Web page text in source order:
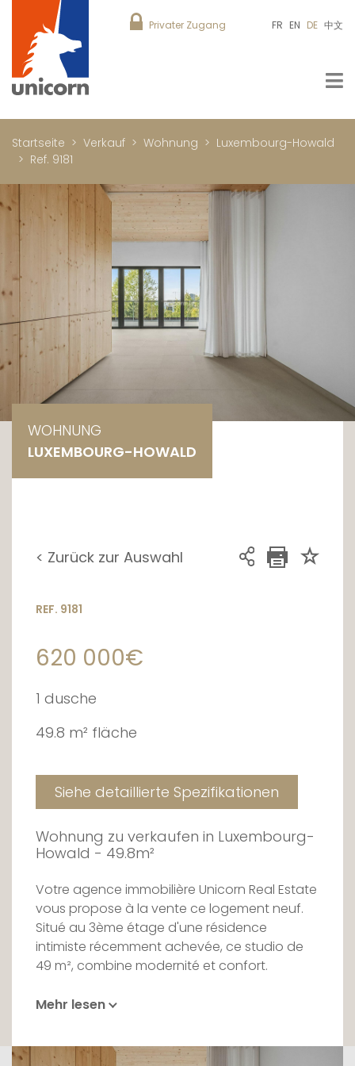
Privater Zugang FR EN DE 中文
Startseite Verkauf Wohnung
Luxembourg-Howald
Ref. 9181
WOHNUNG
LUXEMBOURG-HOWALD
< Zurück zur Auswahl
REF. 9181
620 000€
1 dusche
49.8 m² fläche
Siehe detaillierte Spezifikationen
Wohnung zu verkaufen in Luxembourg-
Howald - 49.8m²
Votre agence immobilière Unicorn Real Estate
vous propose à la vente ce logement neuf.
Situé au 3ème étage d'une résidence
intimiste récemment achevée, ce studio de
49 m², combine modernité et confort.
La pièce de vie, baignée de lumière, est
offrant une vue dégagée sur la nature – un
véritable havre de paix à deux pas de la ville.
Mehr lesen